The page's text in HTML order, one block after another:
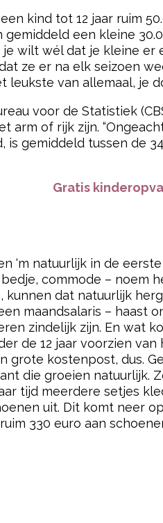
kind tot 12 jaar ruim
gemiddeld een kleine
wilt wél dat je kleine
ze er na elk seizoen
leukste van allemaal, je
voor de Statistiek
arm of rijk zijn.
is gemiddeld tussen de
Gratis
‘m natuurlijk in de
commode – noem
kunnen dat natuurlijk
maandsalaris – haast
zindelijk zijn. En wat
de 12 jaar voorzien
grote kostenpost, dus.
die groeien natuurlijk.
tijd meerdere setjes
uit. Dit komt neer
330 euro aan